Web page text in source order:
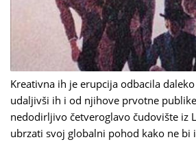
Kreativna ih je erupcija odbacila
udaljivši ih i od njihove prvotne
nedodirljivo četveroglavo čudovište iz
ubrzati svoj globalni pohod kako ne bi